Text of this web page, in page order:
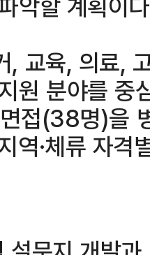
, 교육, 의료,
원 분야를 중
접(38명)을
역·체류 자